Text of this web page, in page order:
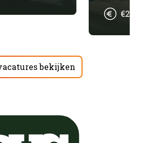
bekijken